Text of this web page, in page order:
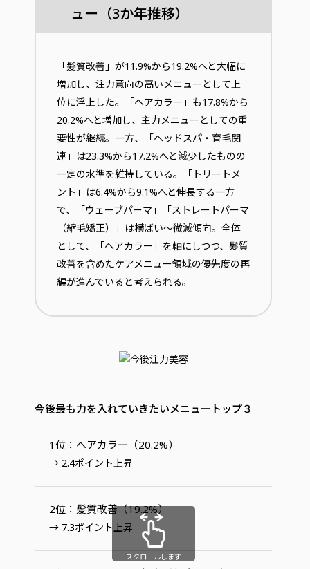
ュー（3か年推移）
「髪質改善」が11.9%から19.2%へと大幅に
増加し、注力意向の高いメニューとして上
位に浮上した。「ヘアカラー」も17.8%から
20.2%へと増加し、主力メニューとしての重
要性が継続。一方、「ヘッドスパ・育毛関
連」は23.3%から17.2%へと減少したものの
一定の水準を維持している。「トリートメ
ント」は6.4%から9.1%へと伸長する一方
で、「ウェーブパーマ」「ストレートパーマ
（縮毛矯正）」は横ばい～微減傾向。全体
として、「ヘアカラー」を軸にしつつ、髪質
改善を含めたケアメニュー領域の優先度の再
編が進んでいると考えられる。
今後最も力を入れていきたいメニュートップ３
1位：ヘアカラー（20.2%）
→ 2.4ポイント上昇
2位：髪質改善（19.2%）
→ 7.3ポイント上昇
スクロールします